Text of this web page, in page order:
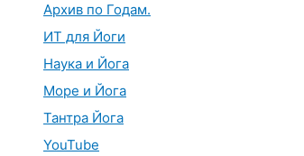
Архив по Годам.
ИТ для Йоги
Наука и Йога
Море и Йога
Тантра Йога
YouTube